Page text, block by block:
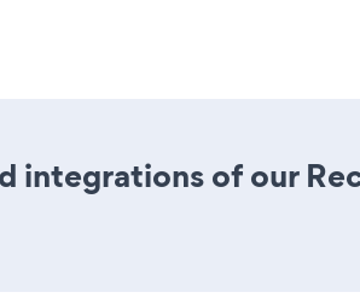
integrations of our